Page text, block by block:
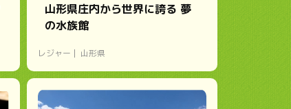
山形県庄内から世界に誇る 夢
の水族館
レジャー 山形県